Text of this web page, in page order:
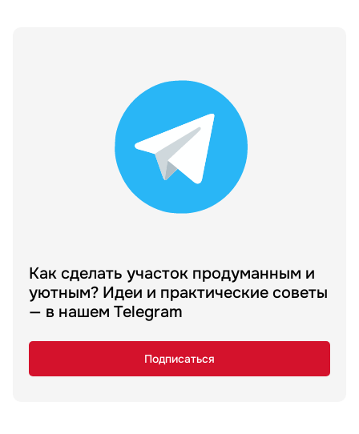
Как сделать участок продуманным и
уютным? Идеи и практические советы
— в нашем Telegram
Подписаться